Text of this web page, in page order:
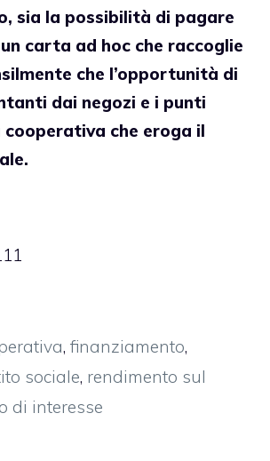
sia la possibilità di pagare
carta ad hoc che raccoglie
che l’opportunità di
dai negozi e i punti
che eroga il
,finanziamento,
sociale, rendimento sul
di interesse